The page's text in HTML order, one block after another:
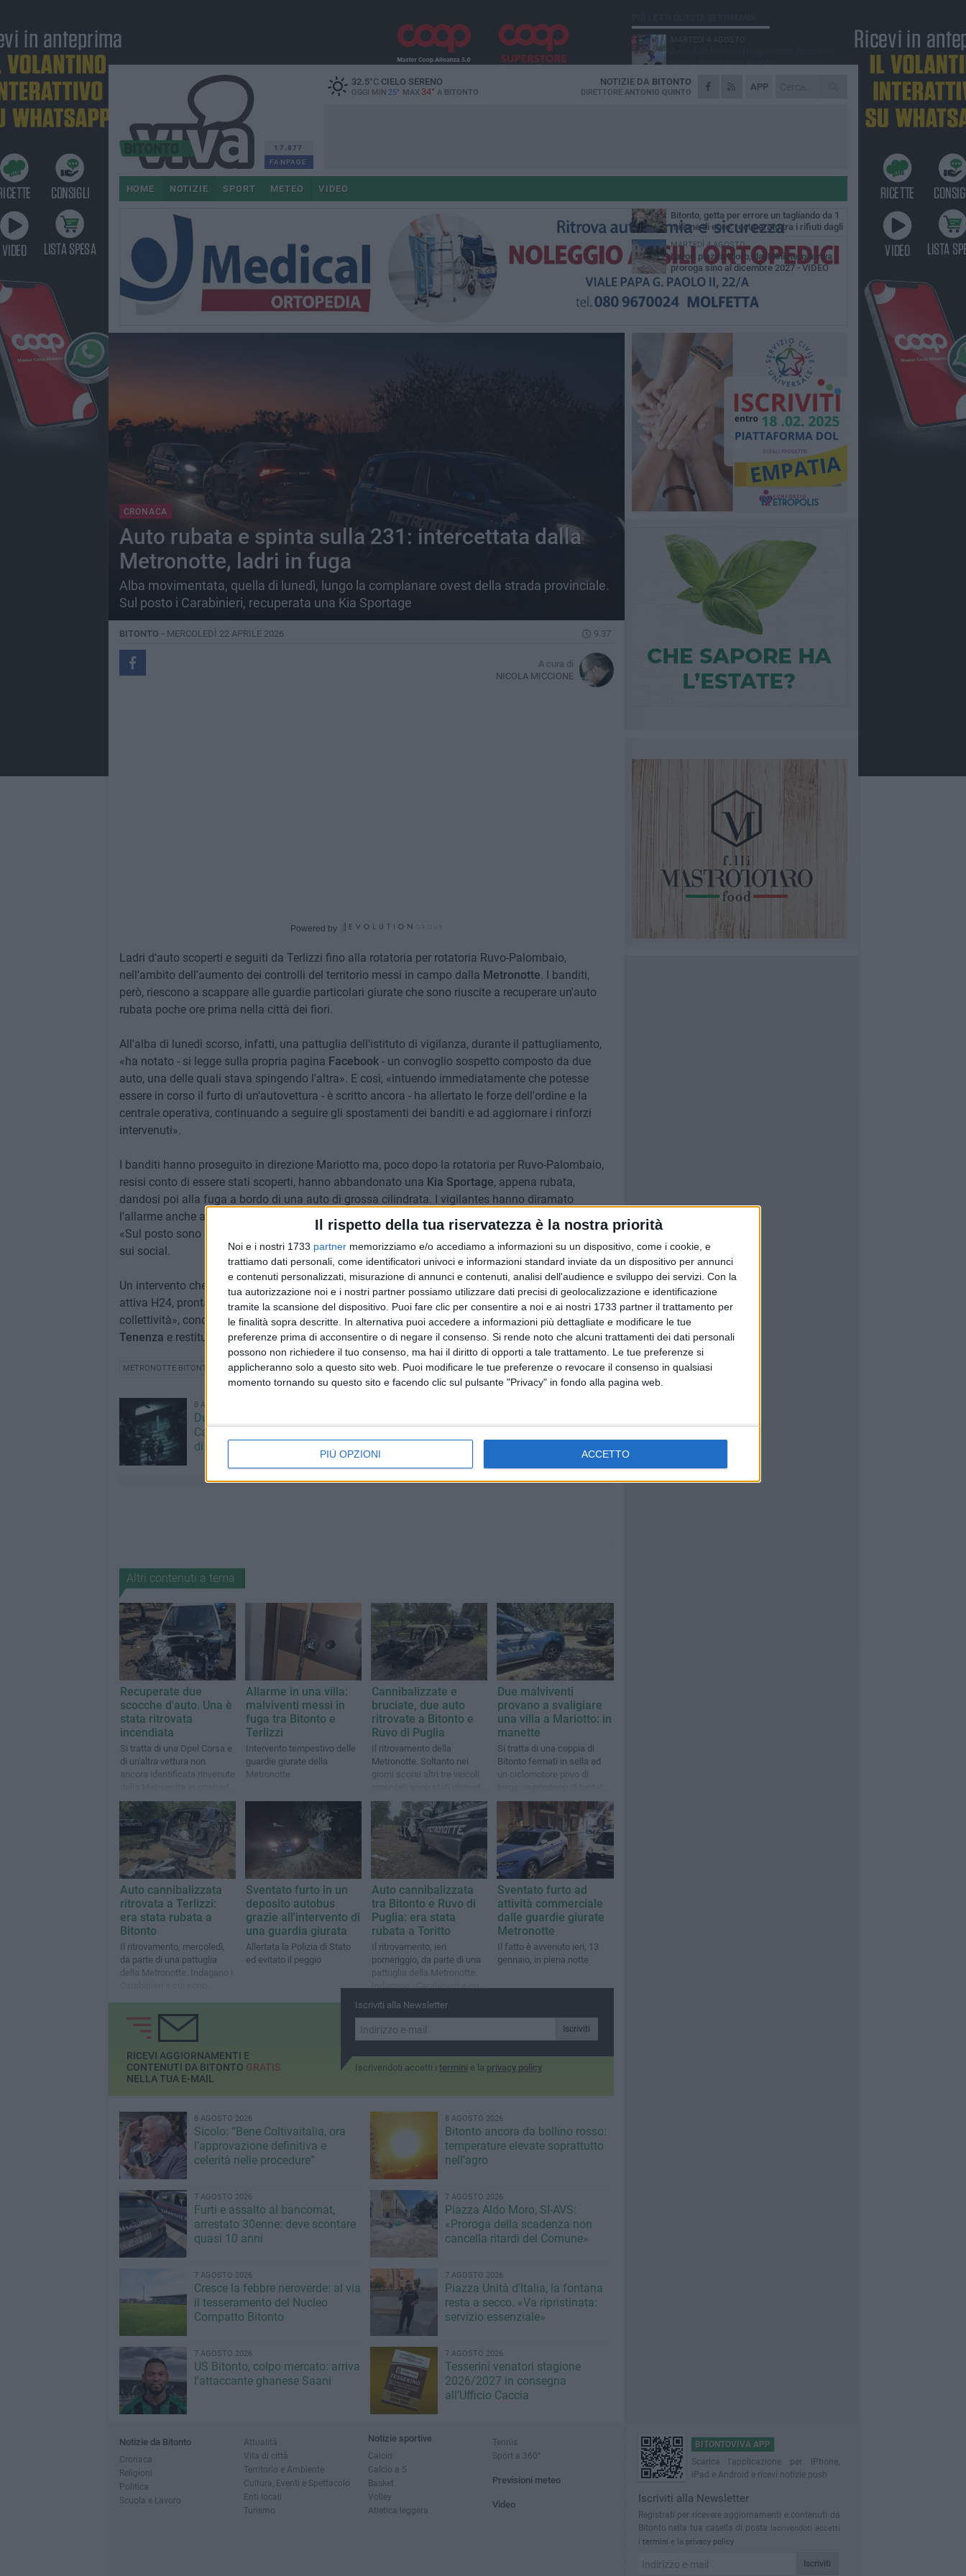
Il rispetto della tua riservatezza è la nostra priorità
Noi e i nostri 1733 partner memorizziamo e/o accediamo a informazioni su un dispositivo, come i cookie, e
trattiamo dati personali, come identificatori univoci e informazioni standard inviate da un dispositivo per annunci
e contenuti personalizzati, misurazione di annunci e contenuti, analisi dell'audience e sviluppo dei servizi. Con la
tua autorizzazione noi e i nostri partner possiamo utilizzare dati precisi di geolocalizzazione e identificazione
tramite la scansione del dispositivo. Puoi fare clic per consentire a noi e ai nostri 1733 partner il trattamento per
le finalità sopra descritte. In alternativa puoi accedere a informazioni più dettagliate e modificare le tue
preferenze prima di acconsentire o di negare il consenso. Si rende noto che alcuni trattamenti dei dati personali
possono non richiedere il tuo consenso, ma hai il diritto di opporti a tale trattamento. Le tue preferenze si
applicheranno solo a questo sito web. Puoi modificare le tue preferenze o revocare il consenso in qualsiasi
momento tornando su questo sito e facendo clic sul pulsante "Privacy" in fondo alla pagina web.
PIÙ OPZIONI ACCETTO
17.877
FANPAGE
32.5°CCIELO SERENO
OGGI MIN 25° MAX 34° A BITONTO
APP
NOTIZIE DA BITONTO
DIRETTORE ANTONIO QUINTO
HOME NOTIZIE SPORT METEO VIDEO
CRONACA
Auto rubata e spinta sulla 231: intercettata dalla
Metronotte, ladri in fuga
Alba movimentata, quella di lunedì, lungo la complanare ovest della strada provinciale.
Sul posto i Carabinieri, recuperata una Kia Sportage
BITONTO - MERCOLEDÌ 22 APRILE 2026 9.37
A cura di
NICOLA MICCIONE
Powered by
Ladri d'auto scoperti e seguiti da Terlizzi fino alla rotatoria per rotatoria Ruvo-Palombaio,
nell'ambito dell'aumento dei controlli del territorio messi in campo dalla Metronotte. I banditi,
però, riescono a scappare alle guardie particolari giurate che sono riuscite a recuperare un'auto
rubata poche ore prima nella città dei fiori.
All'alba di lunedì scorso, infatti, una pattuglia dell'istituto di vigilanza, durante il pattugliamento,
«ha notato - si legge sulla propria pagina Facebook - un convoglio sospetto composto da due
auto, una delle quali stava spingendo l'altra». E così, «intuendo immediatamente che potesse
essere in corso il furto di un'autovettura - è scritto ancora - ha allertato le forze dell'ordine e la
centrale operativa, continuando a seguire gli spostamenti dei banditi e ad aggiornare i rinforzi
intervenuti».
I banditi hanno proseguito in direzione Mariotto ma, poco dopo la rotatoria per Ruvo-Palombaio,
resisi conto di essere stati scoperti, hanno abbandonato una Kia Sportage, appena rubata,
dandosi poi alla fuga a bordo di una auto di grossa cilindrata. I vigilantes hanno diramato
l'allarme anche alle altre pattuglie in zona, ma la banda è riuscita a fare perdere le proprie tracce.
«Sul posto sono rapidamente intervenuti iCarabinierie altre tre nostre pattuglie», è scritto ancora
sui social.
Un intervento che conferma «quanto sia determinante poter contare su una struttura operativa
attiva H24, pronta ad intervenire ed a collaborare con le istituzioni per la sicurezza della
collettività», conclude la nota. L'auto rubata, intanto, è stata recuperata dai militari dellalocale
Tenenza e restituita al legittimo proprietario.
METRONOTTE BITONTO
8 AGOSTO 2026
Due latitanti del clan mafioso
Capriati arrestati in un casolare
di Bisceglie
Altri contenuti a tema
Recuperate due
scocche d'auto. Una è
stata ritrovata
incendiata
Si tratta di una Opel Corsa e
di un'altra vettura non
ancora identificata rinvenute
Belvedere
Allarme in una villa:
malviventi messi in
fuga tra Bitonto e
Terlizzi
Intervento tempestivo delle
guardie giurate della
Metronotte
Cannibalizzate e
bruciate, due auto
ritrovate a Bitonto e
Ruvo di Puglia
Il ritrovamento della
Metronotte. Soltanto nei
giorni scorsi altri tre veicoli
nella stessa zona
Due malviventi
provano a svaligiare
una villa a Mariotto: in
manette
Si tratta di una coppia di
Bitonto fermati in sella ad
un ciclomotore privo di
furto e riciclaggio
Auto cannibalizzata
ritrovata a Terlizzi:
era stata rubata a
Bitonto
Il ritrovamento, mercoledì,
da parte di una pattuglia
della Metronotte. Indagano i
Sventato furto in un
deposito autobus
grazie all'intervento di
una guardia giurata
Allertata la Polizia di Stato
ed evitato il peggio
Auto cannibalizzata
tra Bitonto e Ruvo di
Puglia: era stata
rubata a Toritto
Il ritrovamento, ieri
pomeriggio, da parte di una
pattuglia della Metronotte.
Indagano i Carabinieri a cui
sono affidate le indagini
Sventato furto ad
attività commerciale
dalle guardie giurate
Metronotte
Il fatto è avvenuto ieri, 13
gennaio, in piena notte
Iscriviti alla Newsletter
Iscriviti
Iscrivendoti accetti i termini e la privacy policy
RICEVI AGGIORNAMENTI E
CONTENUTI DA BITONTO GRATIS
NELLA TUA E-MAIL
8 AGOSTO 2026
Sicolo: “Bene Coltivaitalia, ora
l’approvazione definitiva e
celerità nelle procedure”
8 AGOSTO 2026
Bitonto ancora da bollino rosso:
temperature elevate soprattutto
nell'agro
7 AGOSTO 2026
Furti e assalto al bancomat,
arrestato 30enne: deve scontare
quasi 10 anni
7 AGOSTO 2026
Piazza Aldo Moro, SI-AVS:
«Proroga della scadenza non
cancella ritardi del Comune»
7 AGOSTO 2026
Cresce la febbre neroverde: al via
il tesseramento del Nucleo
Compatto Bitonto
7 AGOSTO 2026
Piazza Unità d'Italia, la fontana
resta a secco. «Va ripristinata:
servizio essenziale»
7 AGOSTO 2026
US Bitonto, colpo mercato: arriva
l'attaccante ghanese Saani
7 AGOSTO 2026
Tesserini venatori stagione
2026/2027 in consegna
all’Ufficio Caccia
rapina in un bar di Bitonto
DOMENICA 2 AGOSTO
Fratelli d'Italia Bitonto: «Vicinanza alla
Parcheggio interrato in piazza Marconi, SI:
MARTEDÌ 4 AGOSTO
Bitonto, getta per errore un tagliando da 1
milione di euro: recuperato tra i rifiuti dagli
operatori SANB
MARTEDÌ 4 AGOSTO
Lavori piazza Moro, dal Ministero arriva
proroga sino al dicembre 2027 - VIDEO
Notizie da Bitonto
Cronaca
Religioni
Politica
Scuola e Lavoro
Attualità
Vita di città
Territorio e Ambiente
Cultura, Eventi e Spettacolo
Enti locali
Turismo
Notizie sportive
Calcio
Calcio a 5
Basket
Volley
Atletica leggera
Tennis
Sport a 360°
Previsioni meteo
Video
BITONTOVIVA APP
Scarica l'applicazione per iPhone,
iPad e Android e ricevi notizie push
Iscriviti alla Newsletter
Registrati per ricevere aggiornamenti e contenuti da
Bitonto nella tua casella di posta Iscrivendoti accetti
i termini e la privacy policy
Iscriviti